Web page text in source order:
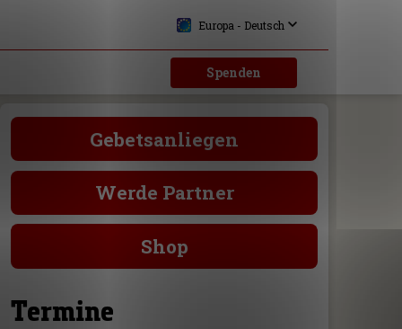
Spenden
Europa - Deutsch
Gebetsanliegen
Werde Partner
Shop
Termine